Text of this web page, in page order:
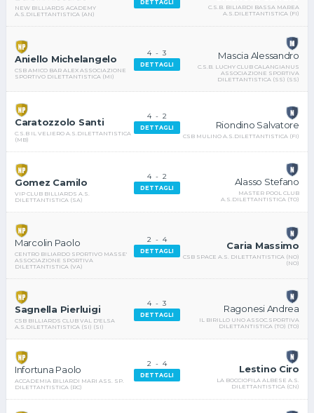
NEW BILLIARDS ACADEMY
A.S.DILETTANTISTICA (AN)
DETTAGLI
C.S.B. BILIARDI BASSA MAREA
A.S.DILETTANTISTICA (FI)
Aniello Michelangelo
CSB AMICO BAR ALEX ASSOCIAZIONE
SPORTIVO DILETTANTISTICA (MI)
4-3
DETTAGLI
Mascia Alessandro
C.S.B. LUCHY CLUB CALANGIANUS
ASSOCIAZIONE SPORTIVA
DILETTANTISTICA (SS) (SS)
Caratozzolo Santi
C.S.B IL VELIERO A.S.DILETTANTISTICA
(MB)
4- 2
DETTAGLI Riondino Salvatore
CSB MULINO A.S.DILETTANTISTICA (FI)
Gomez Camilo
VIP CLUB BILLIARDS A.S.
DILETTANTISTICA (SA)
4- 2
DETTAGLI
Alasso Stefano
MASTER POOL CLUB
A.S.DILETTANTISTICA (TO)
Marcolin Paolo
CENTRO BILIARDO SPORTIVO MASSE'
ASSOCIAZIONE SPORTIVA
DILETTANTISTICA (VA)
2- 4
DETTAGLI
Caria Massimo
CSB SPACE A.S. DILETTANTISTICA (NO)
(NO)
Sagnella Pierluigi
CSB BILLIARDS CLUB VAL D'ELSA
A.S.DILETTANTISTICA (SI) (SI)
4-3
DETTAGLI
Ragonesi Andrea
IL BIRILLO UNO ASSOC.SPORTIVA
DILETTANTISTICA (TO) (TO)
Infortuna Paolo
ACCADEMIA BILIARDI MARI ASS. SP.
DILETTANTISTICA (RC)
2- 4
DETTAGLI
Lestino Ciro
LA BOCCIOFILA ALBESE A.S.
DILETTANTISTICA (CN)